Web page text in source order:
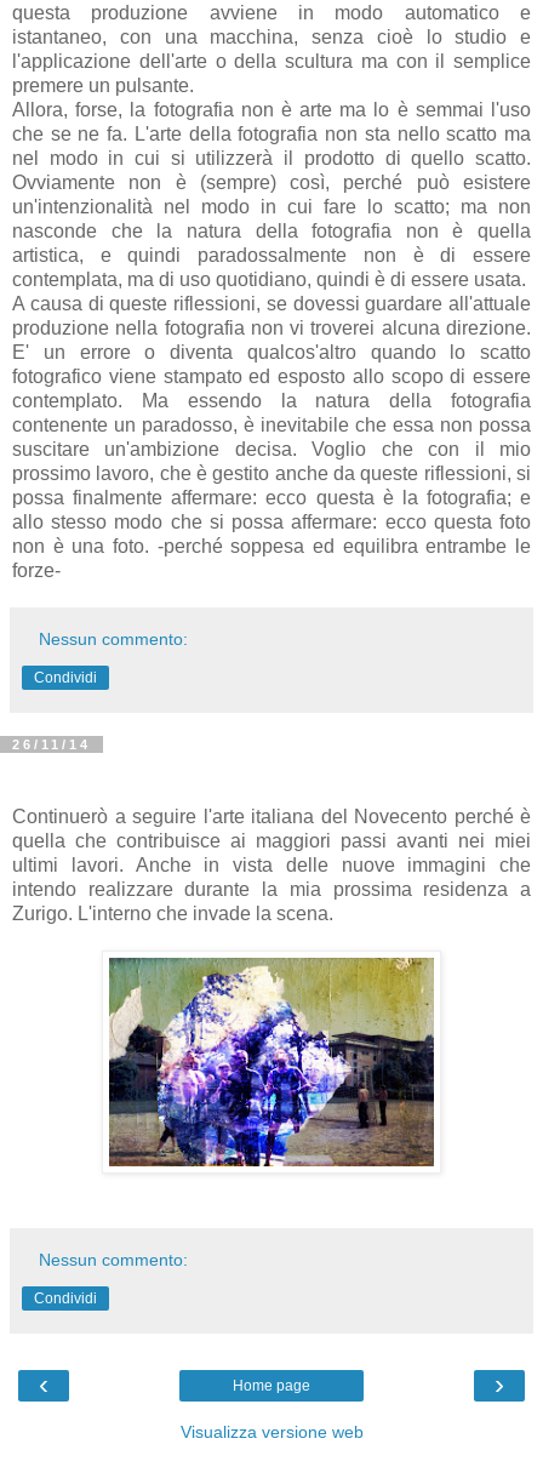
questa produzione avviene in modo automatico e
istantaneo, con una macchina, senza cioè lo studio e
l'applicazione dell'arte o della scultura ma con il semplice
premere un pulsante.
Allora, forse, la fotografia non è arte ma lo è semmai l'uso
che se ne fa. L'arte della fotografia non sta nello scatto ma
nel modo in cui si utilizzerà il prodotto di quello scatto.
Ovviamente non è (sempre) così, perché può esistere
un'intenzionalità nel modo in cui fare lo scatto; ma non
nasconde che la natura della fotografia non è quella
artistica, e quindi paradossalmente non è di essere
contemplata, ma di uso quotidiano, quindi è di essere usata.
A causa di queste riflessioni, se dovessi guardare all'attuale
produzione nella fotografia non vi troverei alcuna direzione.
E' un errore o diventa qualcos'altro quando lo scatto
fotografico viene stampato ed esposto allo scopo di essere
contemplato. Ma essendo la natura della fotografia
contenente un paradosso, è inevitabile che essa non possa
suscitare un'ambizione decisa. Voglio che con il mio
prossimo lavoro, che è gestito anche da queste riflessioni, si
possa finalmente affermare: ecco questa è la fotografia; e
allo stesso modo che si possa affermare: ecco questa foto
non è una foto. -perché soppesa ed equilibra entrambe le
forze-
Nessun commento:
Condividi
26/11/14
Continuerò a seguire l'arte italiana del Novecento perché è
quella che contribuisce ai maggiori passi avanti nei miei
ultimi lavori. Anche in vista delle nuove immagini che
intendo realizzare durante la mia prossima residenza a
Zurigo. L'interno che invade la scena.
Nessun commento:
Condividi
‹ ›
Home page
Visualizza versione web